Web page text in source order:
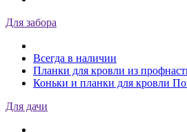
Для забора
Всегда в наличии
Планки для кровли из
Коньки и планки для кровли
Для дачи